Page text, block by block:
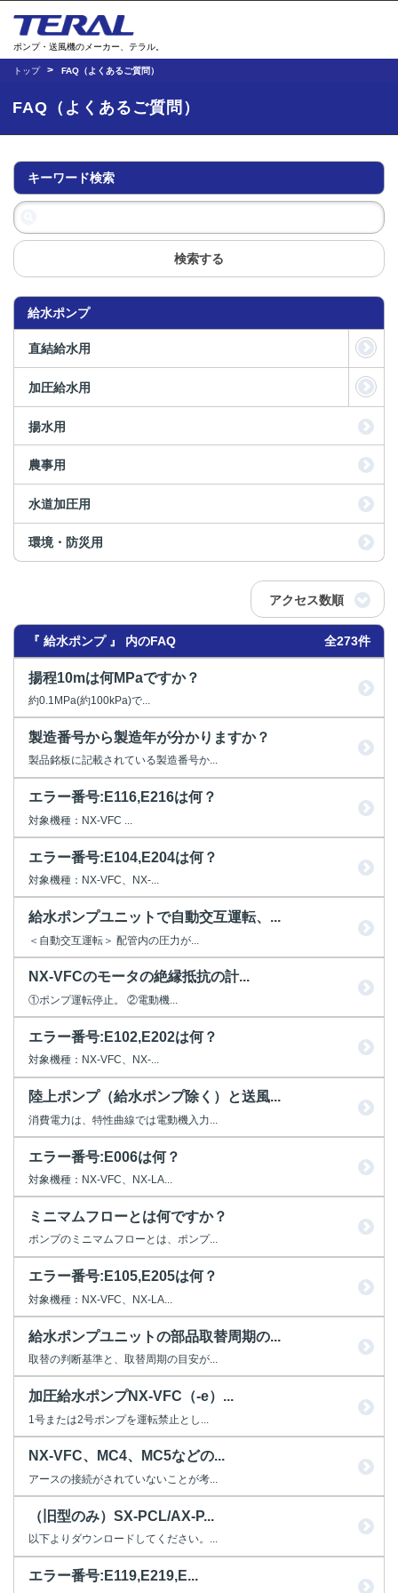
ポンプ・送風機のメーカー、テラル。
トップ FAQ（よくあるご質問）
FAQ（よくあるご質問）
キーワード検索
検索する
給水ポンプ
直結給水用
加圧給水用
揚水用
農事用
水道加圧用
環境・防災用
アクセス数順
『 給水ポンプ 』 内のFAQ 全273件
揚程10mは何MPaですか？
約0.1MPa(約100kPa)で...
製造番号から製造年が分かりますか？
製品銘板に記載されている製造番号か...
エラー番号:E116,E216は何？
対象機種：NX-VFC ...
エラー番号:E104,E204は何？
対象機種：NX-VFC、NX-...
給水ポンプユニットで自動交互運転、...
＜自動交互運転＞ 配管内の圧力が...
NX-VFCのモータの絶縁抵抗の計...
①ポンプ運転停止。 ②電動機...
エラー番号:E102,E202は何？
対象機種：NX-VFC、NX-...
陸上ポンプ（給水ポンプ除く）と送風...
消費電力は、特性曲線では電動機入力...
エラー番号:E006は何？
対象機種：NX-VFC、NX-LA...
ミニマムフローとは何ですか？
ポンプのミニマムフローとは、ポンプ...
エラー番号:E105,E205は何？
対象機種：NX-VFC、NX-LA...
給水ポンプユニットの部品取替周期の...
取替の判断基準と、取替周期の目安が...
加圧給水ポンプNX-VFC（-e）...
1号または2号ポンプを運転禁止とし...
NX-VFC、MC4、MC5などの...
アースの接続がされていないことが考...
（旧型のみ）SX-PCL/AX-P...
以下よりダウンロードしてください。...
エラー番号:E119,E219,E...